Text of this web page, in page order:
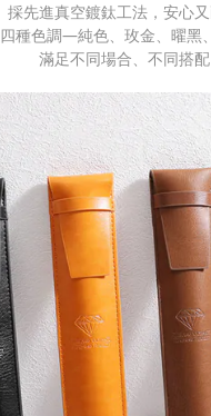
採先進真空鍍鈦工法，安心
四種色調—純色、玫金、曜黑
滿足不同場合、不同搭配